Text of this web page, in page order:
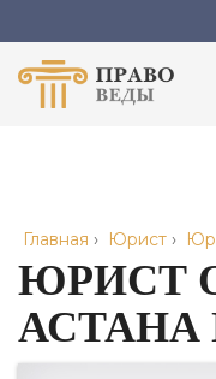
Главная › Юрист ›
ЮРИСТ
АСТАНА